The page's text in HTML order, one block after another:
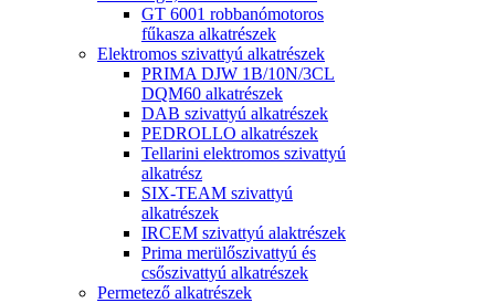
GT 6001 robbanómotoros
fűkasza alkatrészek
Elektromos szivattyú alkatrészek
PRIMA DJW 1B/10N/3CL
DQM60 alkatrészek
DAB szivattyú alkatrészek
PEDROLLO alkatrészek
Tellarini elektromos szivattyú
alkatrész
SIX-TEAM szivattyú
alkatrészek
IRCEM szivattyú alaktrészek
Prima merülőszivattyú és
csőszivattyú alkatrészek
Permetező alkatrészek